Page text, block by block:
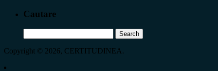
Cautare
for:
Copyright © 2026, CERTITUDINEA.